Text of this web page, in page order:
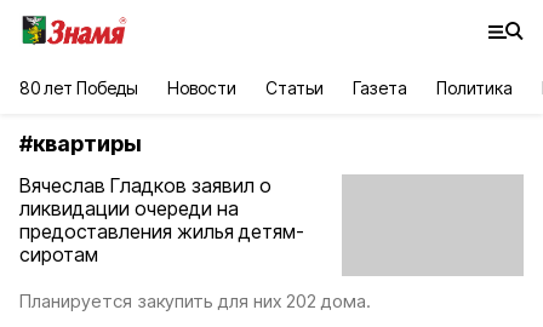
80 лет Победы Новости Статьи Газета Политика
#квартиры
Вячеслав Гладков заявил о
ликвидации очереди на
предоставления жилья детям-
сиротам
Планируется закупить для них 202 дома.